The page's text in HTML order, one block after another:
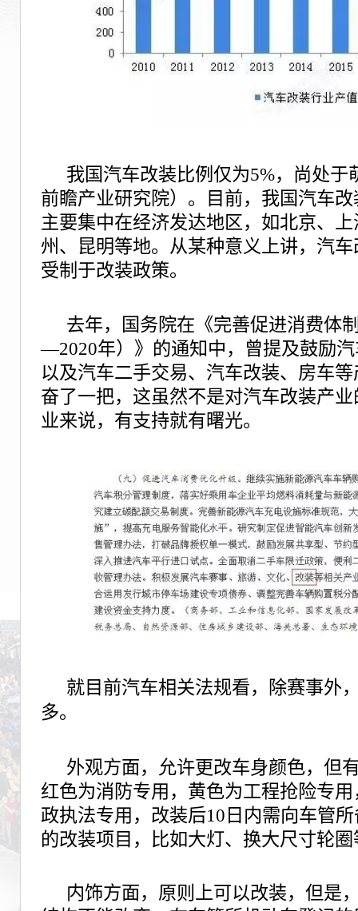
我国汽车改装比例仅为5%，尚处于
前瞻产业研究院）。目前，我国汽车
主要集中在经济发达地区，如北京、
州、昆明等地。从某种意义上讲，汽
受制于改装政策。
去年，国务院在《完善促进消费体
—2020年）》的通知中，曾提及鼓励
以及汽车二手交易、汽车改装、房车
奋了一把，这虽然不是对汽车改装产
业来说，有支持就有曙光。
就目前汽车相关法规看，除赛事外
多。
外观方面，允许更改车身颜色，但
红色为消防专用，黄色为工程抢险专
政执法专用，改装后10日内需向车管
的改装项目，比如大灯、换大尺寸轮
内饰方面，原则上可以改装，但是